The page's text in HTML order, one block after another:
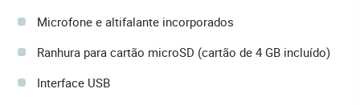
Microfone e altifalante incorporados
Ranhura para cartão microSD (cartão de 4 GB incluído)
Interface USB